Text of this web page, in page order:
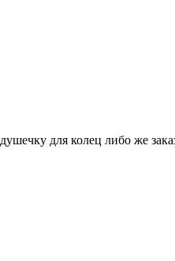
для колец либо же